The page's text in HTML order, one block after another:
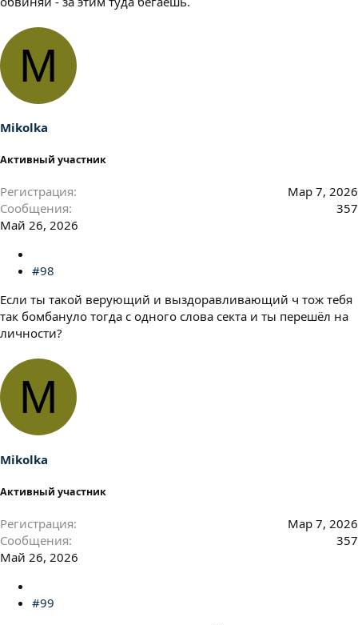
M
Mikolka
Активный участник
Регистрация
Мар 7, 2026
Сообщения
357
Май 26, 2026
#98
Если ты такой верующий и выздоравливающий ч тож тебя
так бомбануло тогда с одного слова секта и ты перешёл на
личности?
M
Mikolka
Активный участник
Регистрация
Мар 7, 2026
Сообщения
357
Май 26, 2026
#99